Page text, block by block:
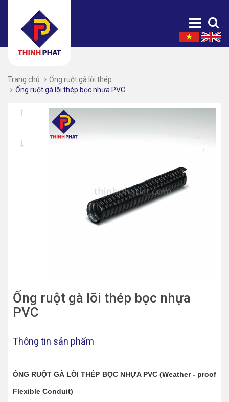
Trang chủ
Ống ruột gà lõi thép
Ống ruột gà lõi thép bọc nhựa PVC
Ống ruột gà lõi thép bọc nhựa
PVC
Thông tin sản phẩm
ỐNG RUỘT GÀ LÕI THÉP BỌC NHỰA PVC (Weather - proof
Flexible Conduit)